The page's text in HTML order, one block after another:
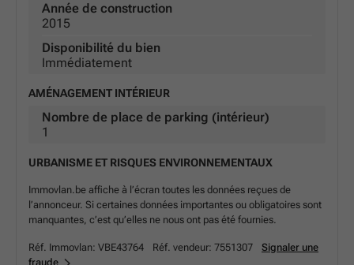
Année de construction
2015
Disponibilité du bien
Immédiatement
AMÉNAGEMENT INTÉRIEUR
Nombre de place de parking (intérieur)
1
URBANISME ET RISQUES ENVIRONNEMENTAUX
Immovlan.be affiche à l’écran toutes les données reçues de
l’annonceur. Si certaines données importantes ou obligatoires sont
manquantes, c’est qu’elles ne nous ont pas été fournies.
Réf. Immovlan: VBE43764 Réf. vendeur: 7551307
Signaler une
fraude